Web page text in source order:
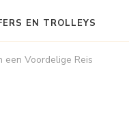
EN TROLLEYS
een Voordelige Reis